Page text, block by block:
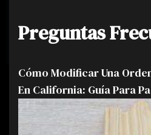
Preguntas
Cómo Modificar Una
En California: Guía Para